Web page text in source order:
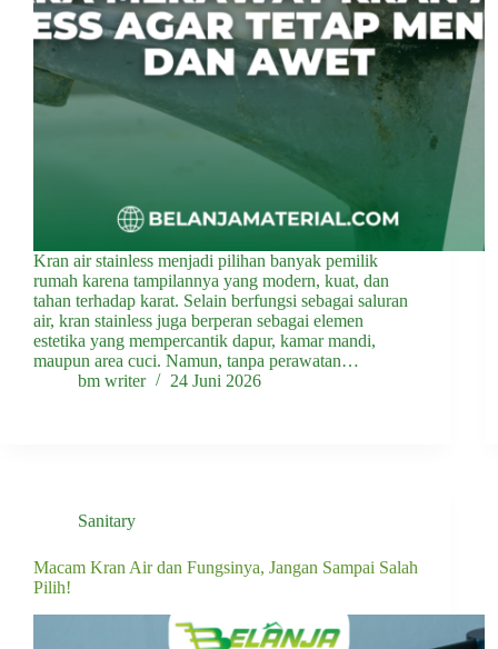
Kran air stainless menjadi pilihan banyak pemilik
rumah karena tampilannya yang modern, kuat, dan
tahan terhadap karat. Selain berfungsi sebagai saluran
air, kran stainless juga berperan sebagai elemen
estetika yang mempercantik dapur, kamar mandi,
maupun area cuci. Namun, tanpa perawatan…
bm writer
24 Juni 2026
Sanitary
Macam Kran Air dan Fungsinya, Jangan Sampai Salah
Pilih!